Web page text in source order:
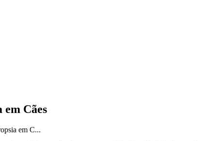
Cães
em C...